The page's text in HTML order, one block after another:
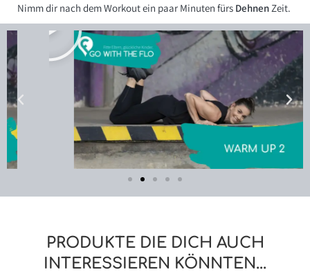
Nimm dir nach dem Workout ein paar Minuten fürs Dehnen Zeit.
PRODUKTE DIE DICH AUCH
INTERESSIEREN KÖNNTEN...